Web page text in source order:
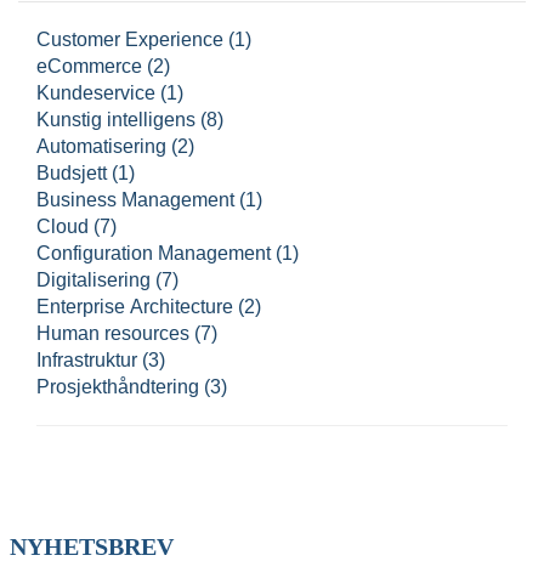
Customer Experience (1)
eCommerce (2)
Kundeservice (1)
Kunstig intelligens (8)
Automatisering (2)
Budsjett (1)
Business Management (1)
Cloud (7)
Configuration Management (1)
Digitalisering (7)
Enterprise Architecture (2)
Human resources (7)
Infrastruktur (3)
Prosjekthåndtering (3)